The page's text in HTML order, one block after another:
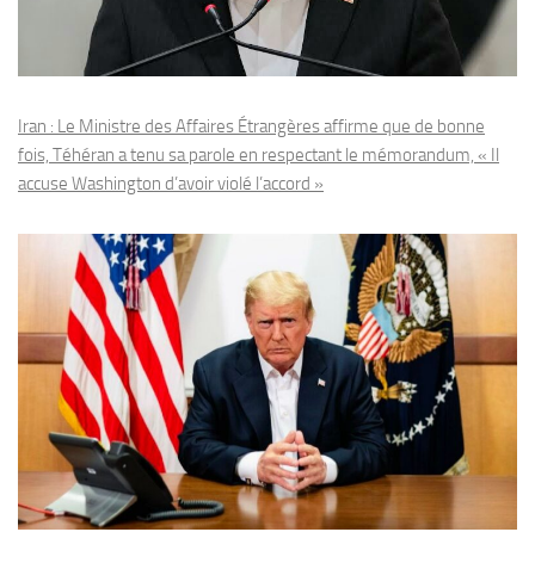
Iran : Le Ministre des Affaires Étrangères affirme que de bonne
fois, Téhéran a tenu sa parole en respectant le mémorandum, « Il
accuse Washington d’avoir violé l’accord »